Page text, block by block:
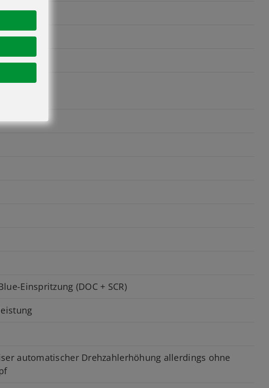
Einspritzung (DOC + SCR)
automatischer Drehzahlerhöhung allerdings ohne